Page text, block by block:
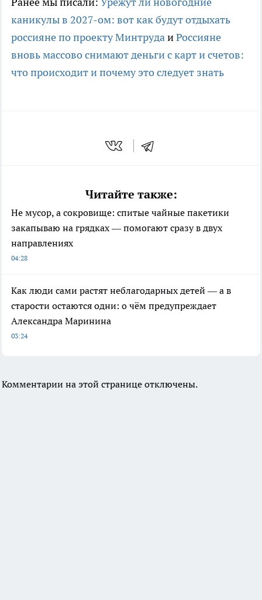
каникулы в 2027-ом: вот как будут отдыхать
россияне по проекту МинтрудаиРоссияне
вновь массово снимают деньги с карт и счетов:
что происходит и почему это следует знать
Читайте также:
Не мусор, а сокровище: спитые чайные пакетики
закапываю на грядках — помогают сразу в двух
направлениях
04:28
Как люди сами растят неблагодарных детей — а в
старости остаются одни: о чём предупреждает
Александра Маринина
03:24
Комментарии на этой странице отключены.